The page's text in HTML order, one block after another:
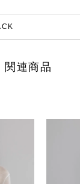
関連商品